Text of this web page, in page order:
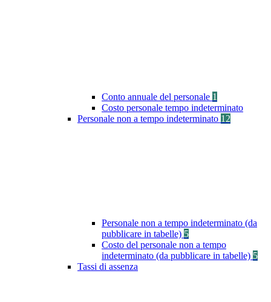
Conto annuale del personale 1
Costo personale tempo indeterminato
Personale non a tempo indeterminato 12
Personale non a tempo indeterminato (da
pubblicare in tabelle) 5
Costo del personale non a tempo
indeterminato (da pubblicare in tabelle) 5
Tassi di assenza